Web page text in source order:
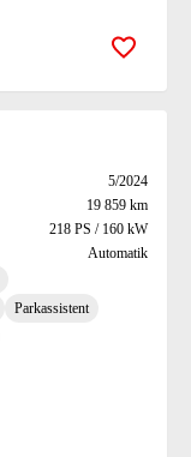
Zur
5/2024
19 859 km
218 PS / 160 kW
Automatik
Parkassistent